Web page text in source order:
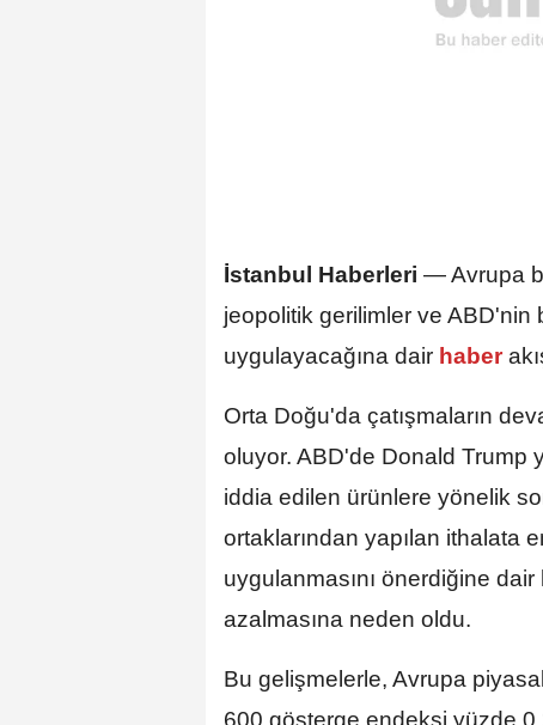
İstanbul Haberleri — Avrupa
jeopolitik gerilimler ve ABD'nin
uygulayacağına dair haber
Orta Doğu'da çatışmaların
oluyor. ABD'de Donald Trump
iddia edilen ürünlere yönelik
ortaklarından yapılan ithalata
uygulanmasını önerdiğine
azalmasına neden oldu.
Bu gelişmelerle, Avrupa
600 gösterge endeksi yüzde